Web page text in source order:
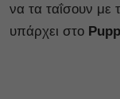
να τα ταΐσουν με
υπάρχει στο